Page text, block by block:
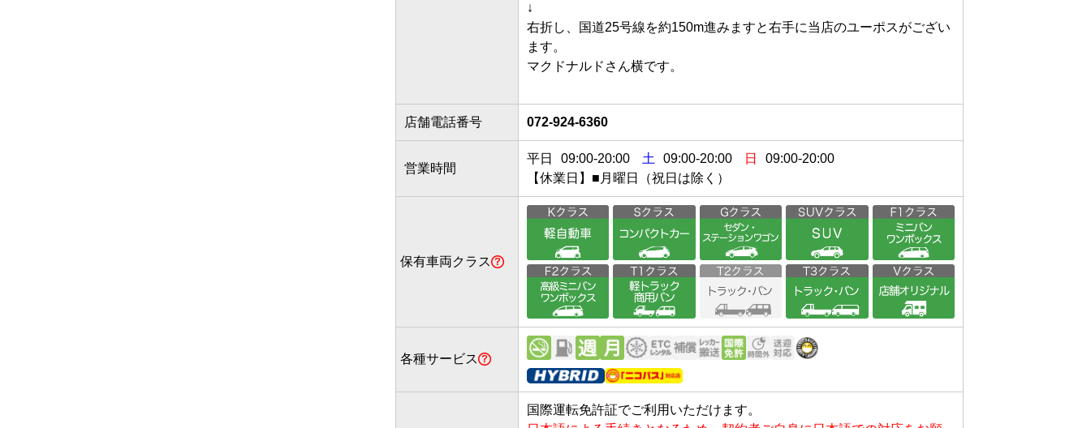
↓
右折し、国道25号線を約150m進みますと右手に当店のユーポスがござい
ます。
マクドナルドさん横です。
店舗電話番号 072-924-6360
営業時間
平日 09:00-20:00 土 09:00-20:00 日
09:00-20:00
【休業日】■月曜日（祝日は除く）
保有車両クラス
各種サービス
国際運転免許証でご利用いただけます。